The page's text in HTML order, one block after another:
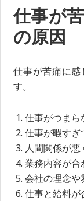
仕事が
の原因
仕事が苦痛に
す。
仕事がつまら
仕事が暇すぎ
人間関係が
業務内容が合
会社の理念や
仕事と給料が